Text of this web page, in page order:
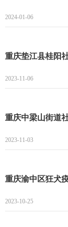
2024-01-06
2023-11-06
2023-11-03
重庆渝中区狂犬
2023-10-25